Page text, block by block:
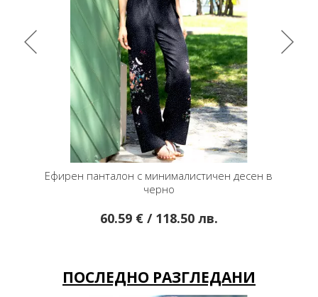
десен в
Класически панталон от памук в
84.11 € / 164.50 лв.
ПОСЛЕДНО РАЗГЛЕДАНИ